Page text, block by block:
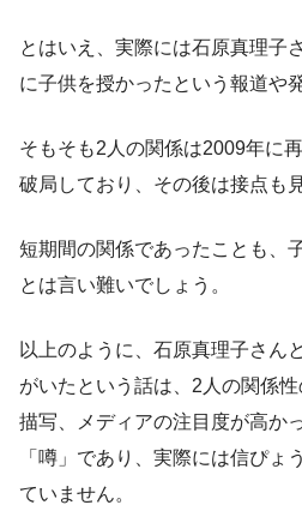
とはいえ、実際には石原真理子
に子供を授かったという報道や
そもそも2人の関係は2009年に
破局しており、その後は接点も
短期間の関係であったことも、
とは言い難いでしょう。
以上のように、石原真理子さん
がいたという話は、2人の関係
描写、メディアの注目度が高か
「噂」であり、実際には信ぴょ
ていません。